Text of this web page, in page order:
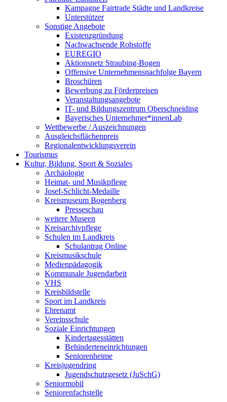
Kampagne Fairtrade Städte und Landkreise
Unterstützer
Sonstige Angebote
Existenzgründung
Nachwachsende Rohstoffe
EUREGIO
Aktionsnetz Straubing-Bogen
Offensive Unternehmensnachfolge Bayern
Broschüren
Bewerbung zu Förderpreisen
Veranstaltungsangebote
IT- und Bildungszentrum Oberschneiding
Bayerisches Unternehmer*innenLab
Wettbewerbe / Auszeichnungen
Ausgleichsflächenpreis
Regionalentwicklungsverein
Tourismus
Kultur, Bildung, Sport & Soziales
Archäologie
Heimat- und Musikpflege
Josef-Schlicht-Medaille
Kreismuseum Bogenberg
Presseschau
weitere Museen
Kreisarchivpflege
Schulen im Landkreis
Schulantrag Online
Kreismusikschule
Medienpädagogik
Kommunale Jugendarbeit
VHS
Kreisbildstelle
Sport im Landkreis
Ehrenamt
Vereinsschule
Soziale Einrichtungen
Kindertagesstätten
Behinderteneinrichtungen
Seniorenheime
Kreisjugendring
Jugendschutzgesetz (JuSchG)
Seniormobil
Seniorenfachstelle